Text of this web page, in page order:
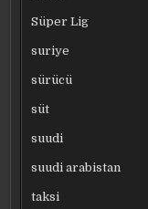
Süper Lig
suriye
sürücü
süt
suudi
suudi arabistan
taksi